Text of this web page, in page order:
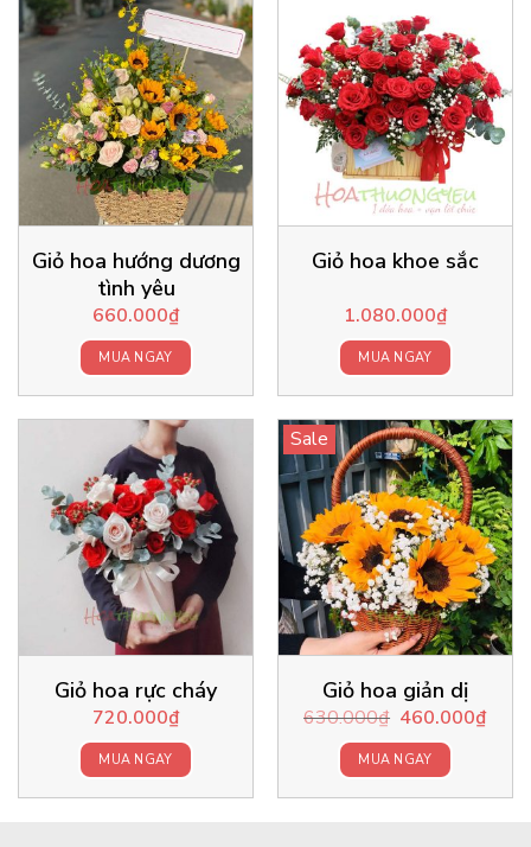
Giỏ hoa hướng dương
tình yêu
660.000₫
MUA NGAY
Giỏ hoa khoe sắc
1.080.000₫
MUA NGAY
Giỏ hoa rực cháy
720.000₫
MUA NGAY
Sale
Giỏ hoa giản dị
630.000₫ Original
price
was:
630.000₫.
460.000₫
MUA NGAY